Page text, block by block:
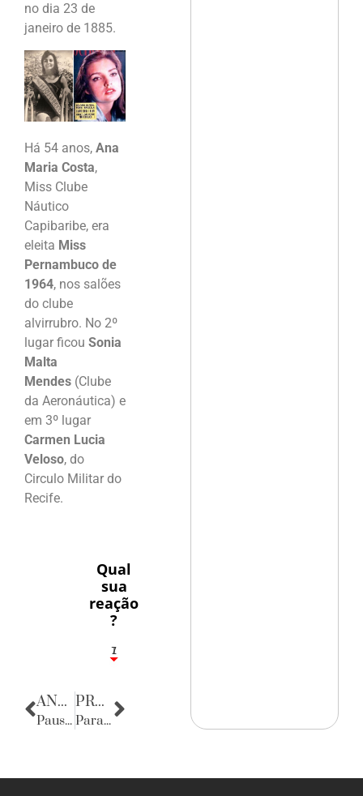
no dia 23 de
janeiro de 1885.
Há 54 anos, Ana
Maria Costa,
Miss Clube
Náutico
Capibaribe, era
eleita Miss
Pernambuco de
1964, nos salões
do clube
alvirrubro. No 2º
lugar ficou Sonia
Malta
Mendes (Clube
da Aeronáutica) e
em 3º lugar
Carmen Lucia
Veloso, do
Circulo Militar do
Recife.
Qual
sua
reação
?
1
7
ANTERIOR
Pausa Poética
PRÓXIMA
Parabéns